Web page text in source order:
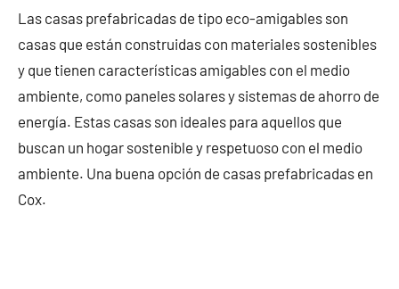
Las casas prefabricadas de tipo eco-amigables son
casas que están construidas con materiales sostenibles
y que tienen características amigables con el medio
ambiente, como paneles solares y sistemas de ahorro de
energía. Estas casas son ideales para aquellos que
buscan un hogar sostenible y respetuoso con el medio
ambiente. Una buena opción de casas prefabricadas en
Cox.